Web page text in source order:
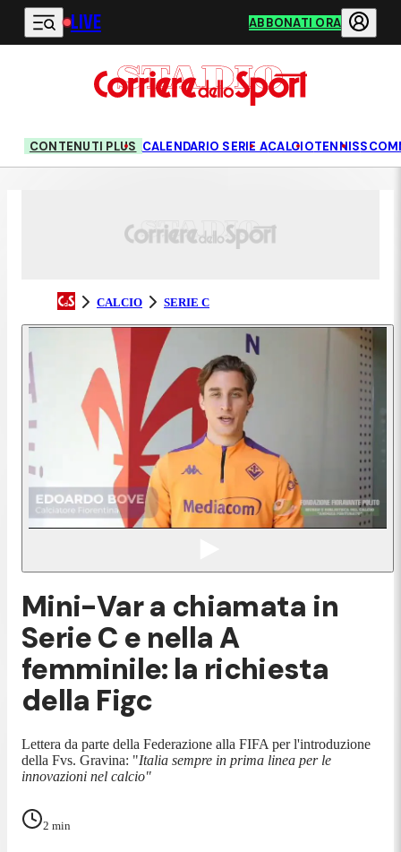
Vai al contenuto principale
LIVE ABBONATI ORA
CONTENUTI PLUS CALENDARIO SERIE ACALCIOTENNIS
CALCIO SERIE C
Mini-Var a chiamata in
Serie C e nella A
femminile: la richiesta
della Figc
Lettera da parte della Federazione alla FIFA per l'introduzione
della Fvs. Gravina: "Italia sempre in prima linea per le
innovazioni nel calcio"
2 min